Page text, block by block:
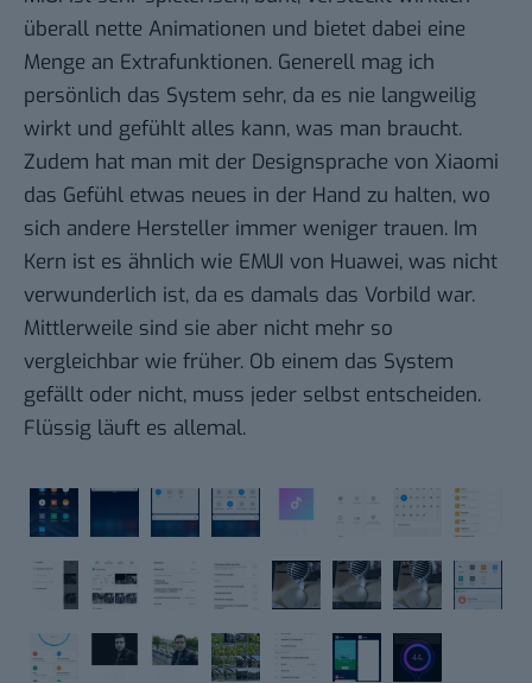
überall nette Animationen und bietet dabei eine
Menge an Extrafunktionen. Generell mag ich
persönlich das System sehr, da es nie langweilig
wirkt und gefühlt alles kann, was man braucht.
Zudem hat man mit der Designsprache von Xiaomi
das Gefühl etwas neues in der Hand zu halten, wo
sich andere Hersteller immer weniger trauen. Im
Kern ist es ähnlich wie EMUI von Huawei, was nicht
verwunderlich ist, da es damals das Vorbild war.
Mittlerweile sind sie aber nicht mehr so
vergleichbar wie früher. Ob einem das System
gefällt oder nicht, muss jeder selbst entscheiden.
Flüssig läuft es allemal.